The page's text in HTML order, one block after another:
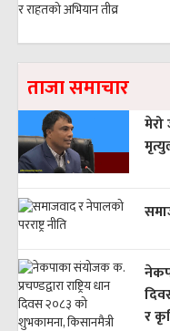
ताजा समाचार
र